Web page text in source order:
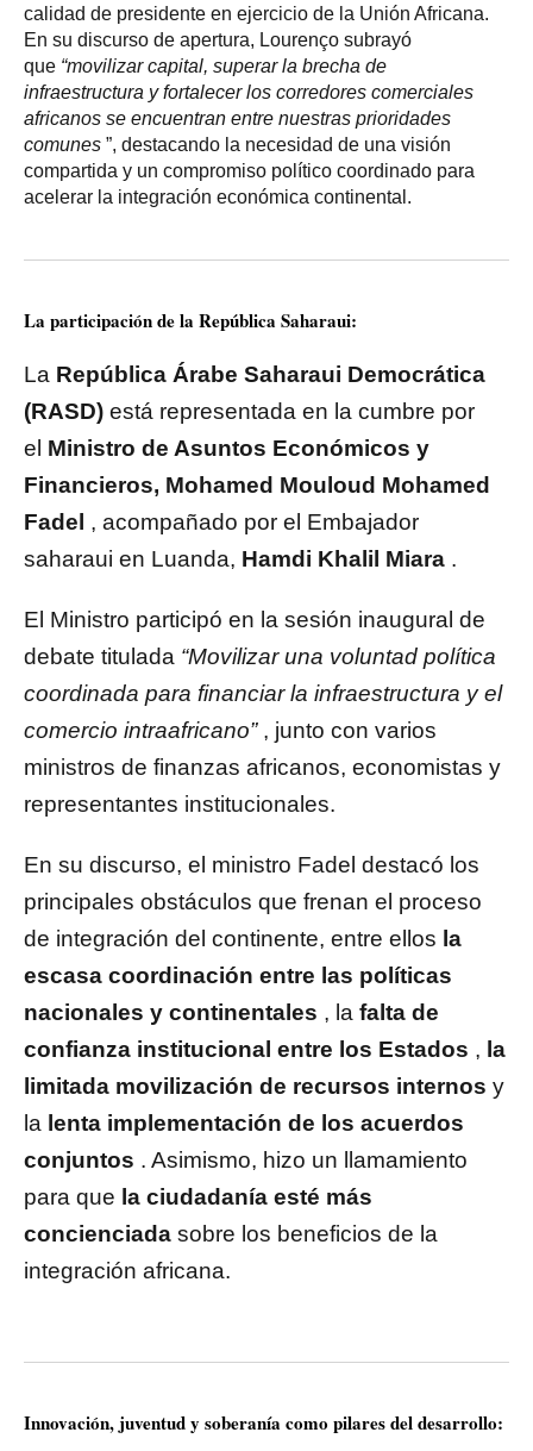
calidad de presidente en ejercicio de la Unión Africana.
En su discurso de apertura, Lourenço subrayó
que “movilizar capital, superar la brecha de
infraestructura y fortalecer los corredores comerciales
africanos se encuentran entre nuestras prioridades
comunes ”, destacando la necesidad de una visión
compartida y un compromiso político coordinado para
acelerar la integración económica continental.
La participación de la República Saharaui:
La República Árabe Saharaui Democrática
(RASD) está representada en la cumbre por
el Ministro de Asuntos Económicos y
Financieros, Mohamed Mouloud Mohamed
Fadel , acompañado por el Embajador
saharaui en Luanda, Hamdi Khalil Miara .
El Ministro participó en la sesión inaugural de
debate titulada “Movilizar una voluntad política
coordinada para financiar la infraestructura y el
comercio intraafricano”, junto con varios
ministros de finanzas africanos, economistas y
representantes institucionales.
En su discurso, el ministro Fadel destacó los
principales obstáculos que frenan el proceso
de integración del continente, entre ellos la
escasa coordinación entre las políticas
nacionales y continentales , la falta de
confianza institucional entre los Estados , la
limitada movilización de recursos internos y
la lenta implementación de los acuerdos
conjuntos . Asimismo, hizo un llamamiento
para que la ciudadanía esté más
concienciada sobre los beneficios de la
integración africana.
Innovación, juventud y soberanía como pilares del desarrollo: